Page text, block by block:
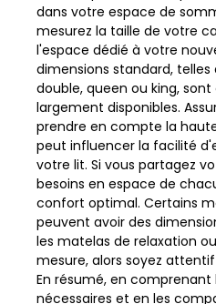
dans votre espace de
mesurez la taille de votre
l'espace dédié à votre
dimensions standard, telles
double, queen ou king,
largement disponibles.
prendre en compte la
peut influencer la facilité
votre lit. Si vous partagez
besoins en espace de
confort optimal. Certains
peuvent avoir des
les matelas de relaxation
mesure, alors soyez
En résumé, en comprenant
nécessaires et en les